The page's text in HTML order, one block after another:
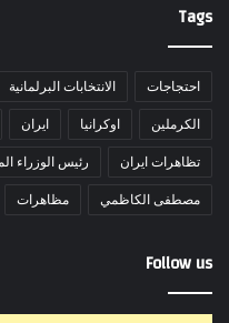
Tags
احتجاجات الانتخابات البرلمانية
الكرملين اوكرانيا ايران
تظاهرات ايران رئيس الوزراء
مصطفى الكاظمي مظاهرات
Follow us